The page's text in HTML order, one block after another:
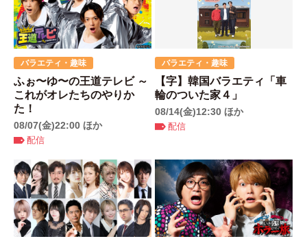
バラエティ・趣味
ふぉ〜ゆ〜の王道テレビ ～
これがオレたちのやりか
た！
08/07(金)22:00 ほか
配信
バラエティ・趣味
【字】韓国バラエティ「車
輪のついた家４」
08/14(金)12:30 ほか
配信